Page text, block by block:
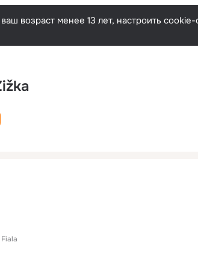
возраст менее 13 лет, настроить